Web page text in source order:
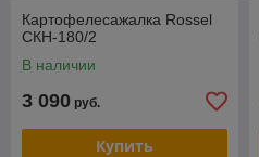
Картофелесажалка Rossel
СКН-180/2
В наличии
3 090 руб.
Купить